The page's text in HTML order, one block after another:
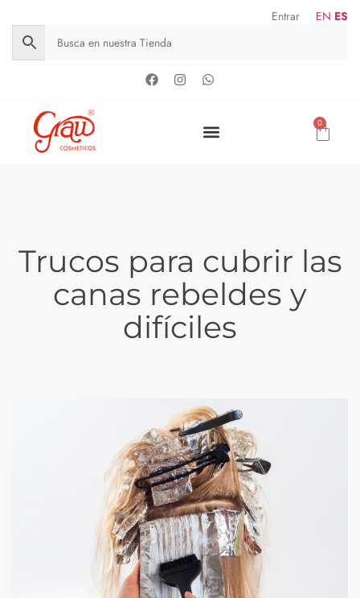
Entrar EN ES
0
Trucos para cubrir las
canas rebeldes y
difíciles